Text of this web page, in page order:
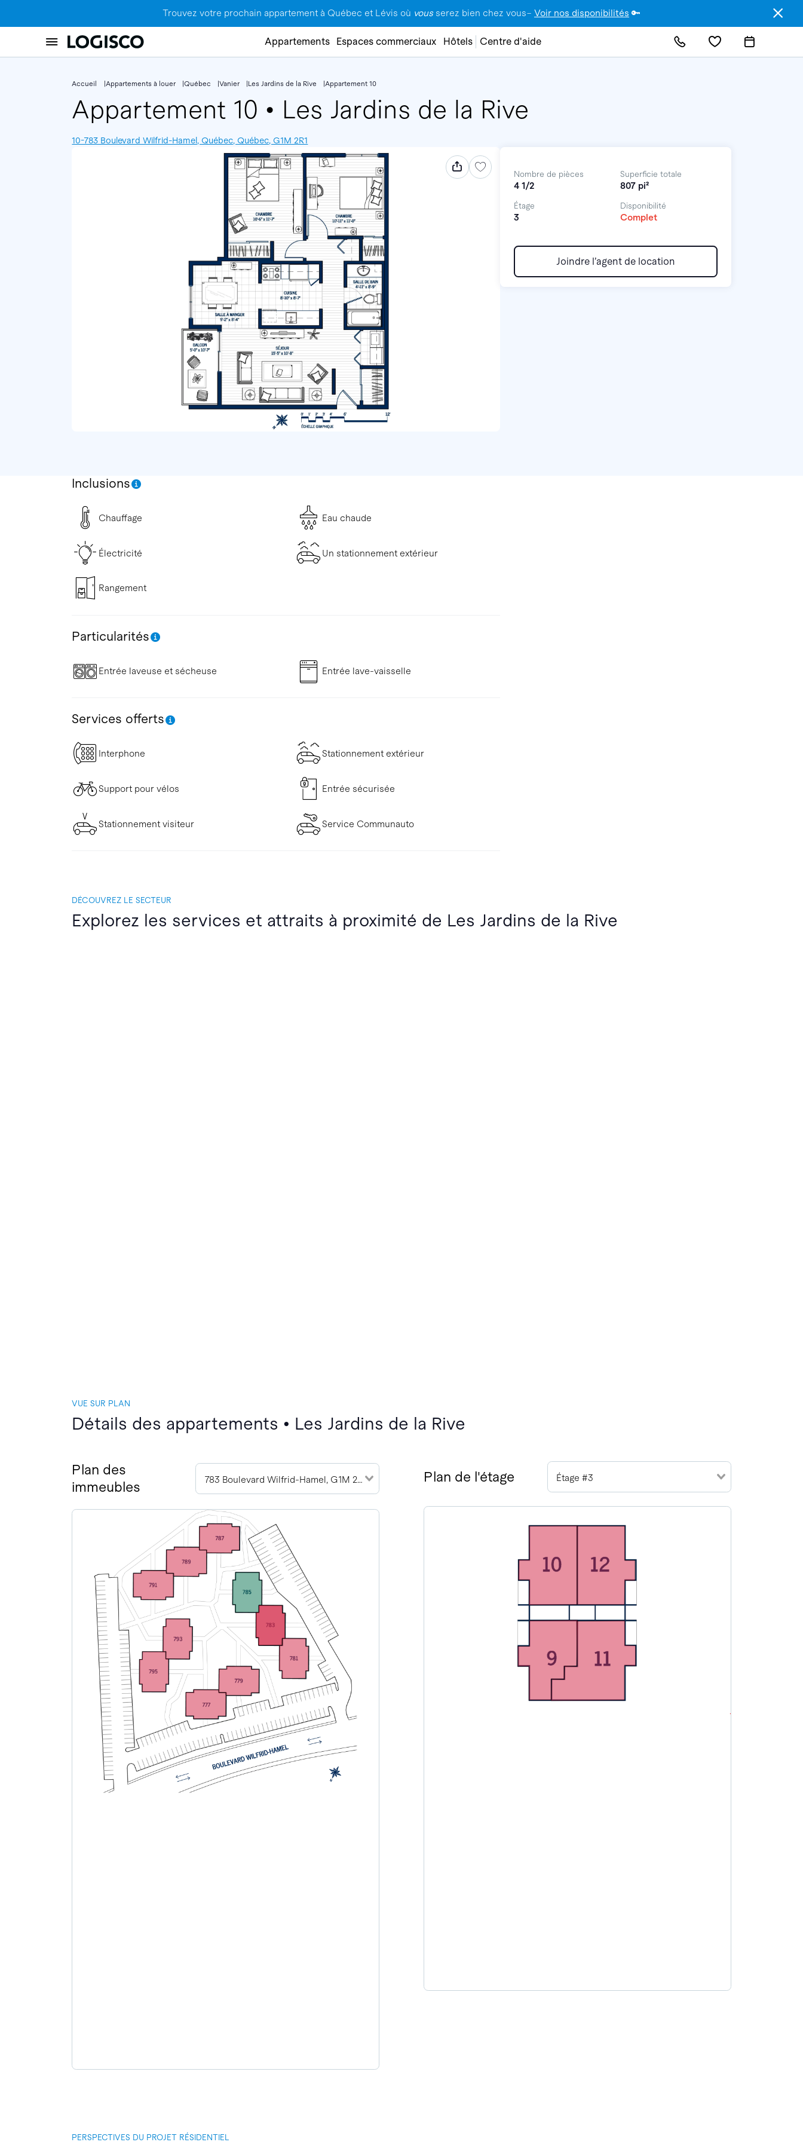
Trouvez votre prochain appartement à Québec et Lévis où vous serez bien chez vous– Voir nos disponibilités 🔑
Appartements Espaces commerciaux Hôtels Centre d'aide
Accueil Appartements à louer Québec Vanier Les Jardins de la Rive Appartement 10
Appartement 10 • Les Jardins de la Rive
10-783 Boulevard Wilfrid-Hamel, Québec, Québec, G1M 2R1
Inclusions
Chauffage Eau chaude
Électricité Un stationnement extérieur
Rangement
Particularités
Entrée laveuse et sécheuse Entrée lave-vaisselle
Services offerts
Interphone Stationnement extérieur
Support pour vélos Entrée sécurisée
Stationnement visiteur Service Communauto
Nombre de pièces
4 1/2
Superficie totale
807 pi²
Étage
3
Disponibilité
Complet
Joindre l’agent de location
DÉCOUVREZ LE SECTEUR
Explorez les services et attraits à proximité de Les Jardins de la Rive
VUE SUR PLAN
Détails des appartements • Les Jardins de la Rive
Plan des
immeubles
783 Boulevard Wilfrid-Hamel, G1M 2R1 Plan de l'étage Étage #3
PERSPECTIVES DU PROJET RÉSIDENTIEL